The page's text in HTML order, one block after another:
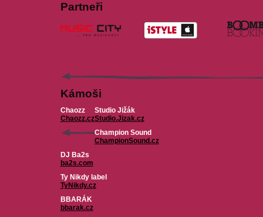
Partneři
Kámoši
Chaozz
Chaozz.cz
Studio Jižák
Studio.Jizak.cz
Champion Sound
ChampionSound.cz
DJ Ba2s
ba2s.com
Ty Nikdy label
TyNikdy.cz
BBARÁK
bbarak.cz